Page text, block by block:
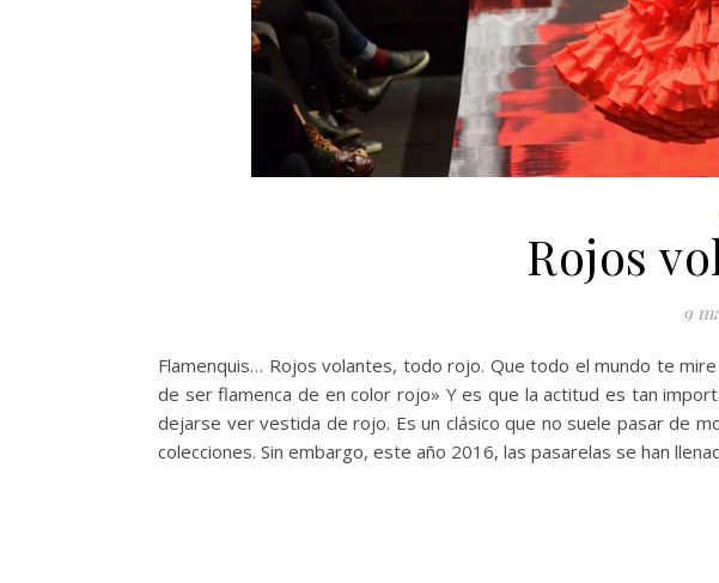
Rojos
9
Flamenquis… Rojos volantes, todo rojo. Que todo el mundo te
de ser flamenca de en color rojo» Y es que la actitud es tan
dejarse ver vestida de rojo. Es un clásico que no suele pasar de
colecciones. Sin embargo, este año 2016, las pasarelas se han